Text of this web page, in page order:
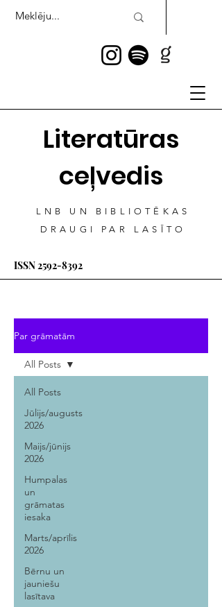
Literatūras
ceļvedis
LNB UN BIBLIOTĒKAS
DRAUGI PAR LASĪTO
ISSN2592-8392
Par grāmatām
All Posts
Jūlijs/augusts
2026
Maijs/jūnijs
2026
Humpalas
un
grāmatas
iesaka
Marts/aprīlis
2026
Bērnu un
jauniešu
lasītava
All Posts